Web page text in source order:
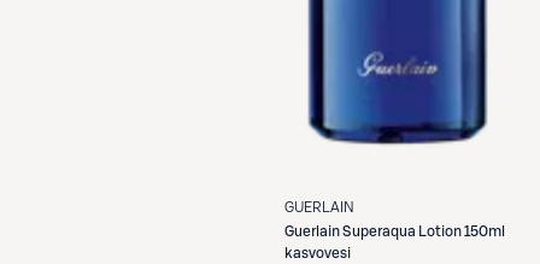
GUERLAIN
GuerlainSuperaqua Lotion 150ml
kasvovesi